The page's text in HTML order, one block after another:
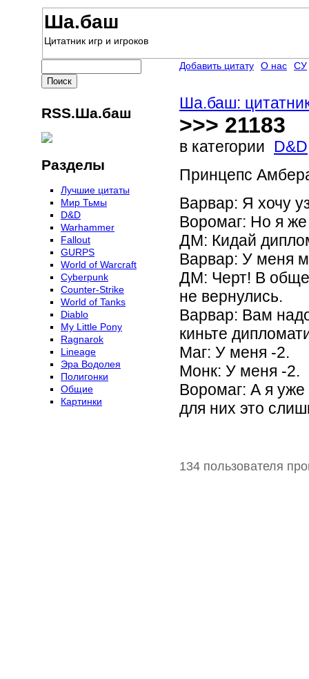
Ша.баш
Цитатник игр и игроков
Ша.баш:
>>> 21183
в категории D&D
Принцепс
Варвар: Я хочу
Воромаг: Но я же
ДМ: Кидай
Варвар: У меня
ДМ: Черт! В
не вернулись.
Варвар: Вам
киньте
Маг: У меня -2.
Монк: У меня -2.
Воромаг: А я уже
для них это
134 пользователя
Добавить цитату О нас СУ
RSS.Ша.баш
Разделы
Лучшие цитаты
Мир Тьмы
D&D
Warhammer
Fallout
GURPS
World of Warcraft
Сyberpunk
Counter-Strike
World of Tanks
Diablo
My Little Pony
Ragnarok
Lineage
Эра Водолея
Полигонки
Общие
Картинки